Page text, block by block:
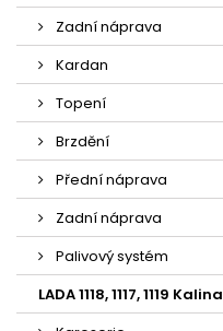
Zadní náprava
Kardan
Topení
Brzdění
Přední náprava
Zadní náprava
Palivový systém
LADA 1118, 1117, 1119 Kalina